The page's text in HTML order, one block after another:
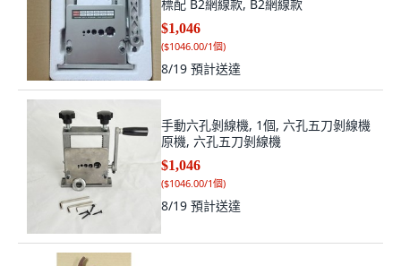
$1,046
($1046.00/1個)
8/19 預計送達
手動六孔剝線機, 1個, 六孔五刀剝線機
原機, 六孔五刀剝線機
$1,046
($1046.00/1個)
8/19 預計送達